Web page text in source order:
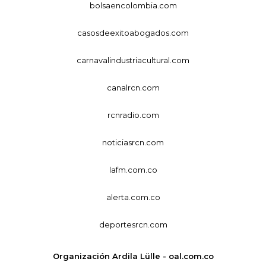
bolsaencolombia.com
casosdeexitoabogados.com
carnavalindustriacultural.com
canalrcn.com
rcnradio.com
noticiasrcn.com
lafm.com.co
alerta.com.co
deportesrcn.com
Organización Ardila Lülle - oal.com.co